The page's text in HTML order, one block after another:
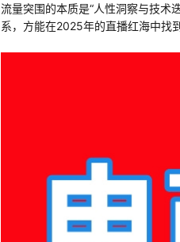
流量突围的本质是“人性洞察与技术
系，方能在2025年的直播红海中找